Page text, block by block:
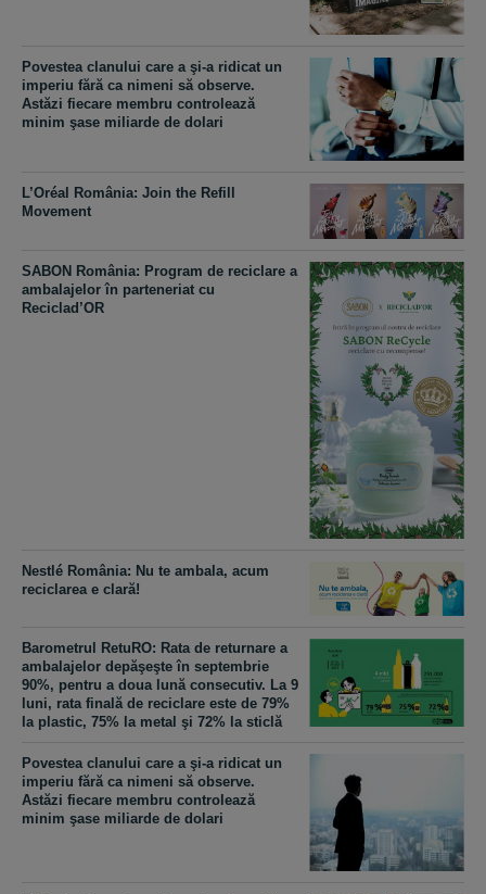
Povestea clanului care a şi-a ridicat un
imperiu fără ca nimeni să observe.
Astăzi fiecare membru controlează
minim şase miliarde de dolari
L’Oréal România: Join the Refill
Movement
SABON România: Program de reciclare a
ambalajelor în parteneriat cu
Reciclad’OR
Nestlé România: Nu te ambala, acum
reciclarea e clară!
Barometrul RetuRO: Rata de returnare a
ambalajelor depăşeşte în septembrie
90%, pentru a doua lună consecutiv. La 9
luni, rata finală de reciclare este de 79%
la plastic, 75% la metal şi 72% la sticlă
Povestea clanului care a şi-a ridicat un
imperiu fără ca nimeni să observe.
Astăzi fiecare membru controlează
minim şase miliarde de dolari